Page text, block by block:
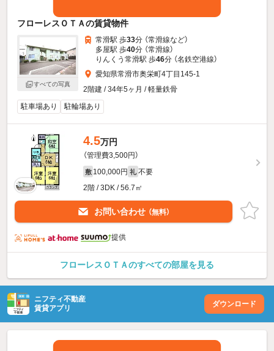
フローレスＯＴＡの賃貸物件
すべての写真
常滑駅 歩33分 （常滑線など）
多屋駅 歩40分 （常滑線）
りんくう常滑駅 歩46分 （名鉄空港線）
愛知県常滑市奥栄町4丁目145-1
2階建 / 34年5ヶ月 / 軽量鉄骨
駐車場あり
駐輪場あり
4.5万円
（管理費3,500円）
敷 100,000円 礼 不要
2階 / 3DK / 56.7㎡
お問い合わせ （無料）
提供
フローレスＯＴＡのすべての部屋を見る
ニフティ不動産
賃貸アプリ
ダウンロード